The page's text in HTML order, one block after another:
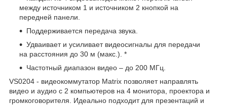
между источником 1 и источником 2 кнопкой на
передней панели.
Поддерживается передача звука.
Удваивает и усиливает видеосигналы для передачи
на расстояния до 30 м (макс.). *
Частотный диапазон видео – до 200 МГц.
VS0204 - видеокоммутатор Matrix позволяет направлять
видео и аудио с 2 компьютеров на 4 монитора, проектора и
громкоговорителя. Идеально подходит для презентаций и